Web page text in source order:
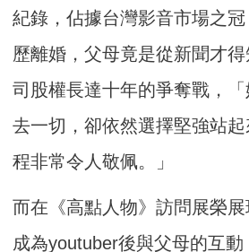
紀錄，佔據台灣影音市場之
歷離婚，父母竟是從新聞才
司股權長達十年的爭奪戰，
去一切，卻依然選擇堅強站
程非常令人敬佩。」
而在《高點人物》訪問展榮
成為youtuber後與父母的互動